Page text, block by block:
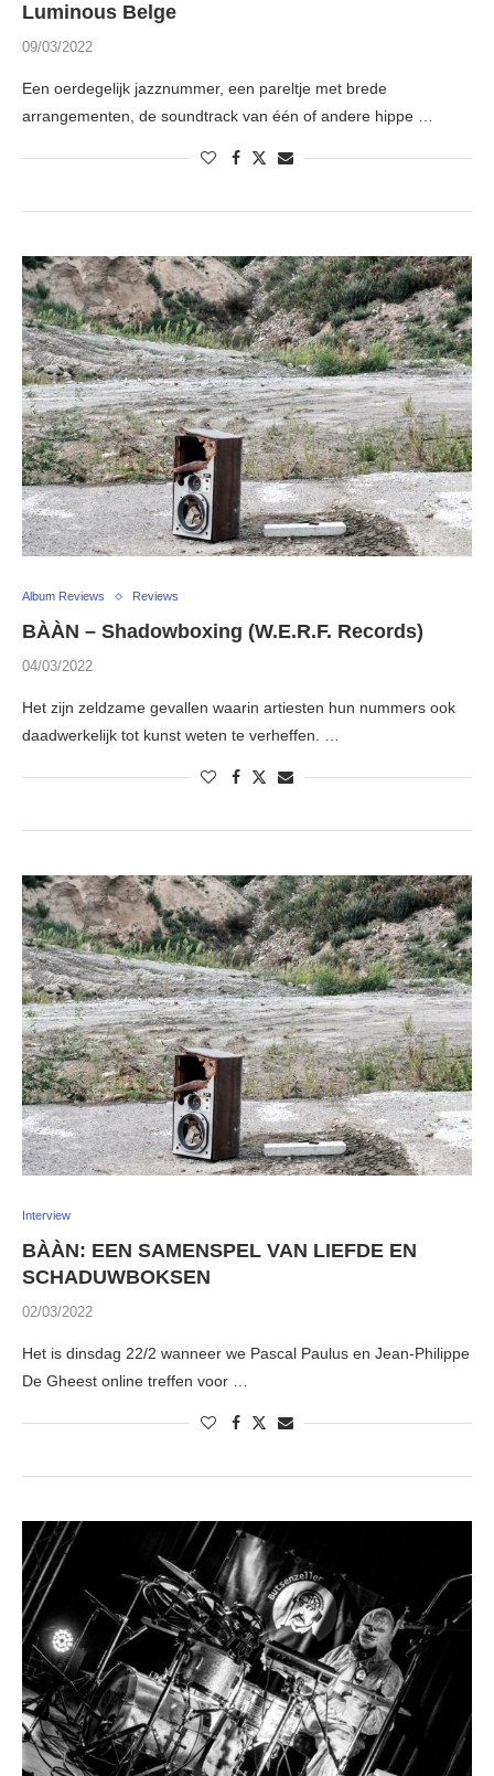
Luminous Belge
09/03/2022
Een oerdegelijk jazznummer, een pareltje met brede
arrangementen, de soundtrack van één of andere hippe …
Album Reviews Reviews
BÀÀN – Shadowboxing (W.E.R.F. Records)
04/03/2022
Het zijn zeldzame gevallen waarin artiesten hun nummers ook
daadwerkelijk tot kunst weten te verheffen. …
Interview
BÀÀN: EEN SAMENSPEL VAN LIEFDE EN
SCHADUWBOKSEN
02/03/2022
Het is dinsdag 22/2 wanneer we Pascal Paulus en Jean-Philippe
De Gheest online treffen voor …